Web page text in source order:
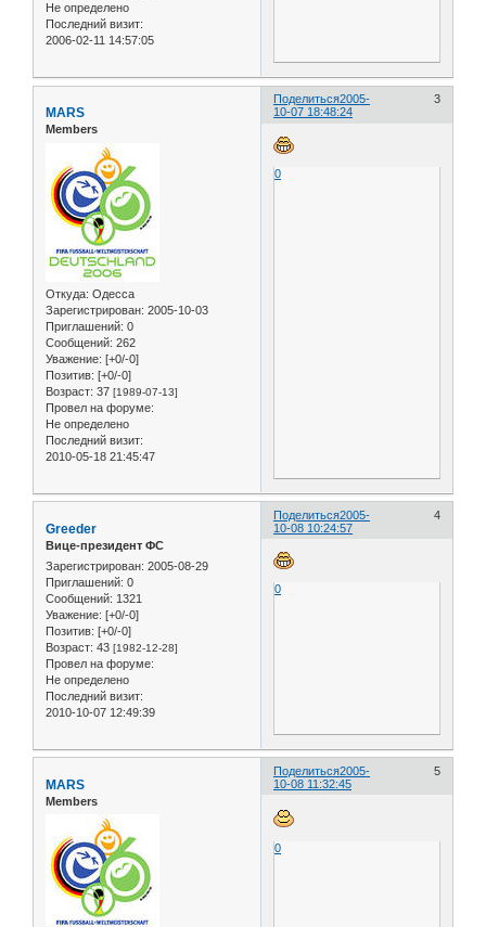
Не определено
Последний визит:
2006-02-11 14:57:05
Поделиться 3
2005-
10-07 18:48:24
MARS
Members
Откуда: Одесса
Зарегистрирован: 2005-10-03
Приглашений: 0
Сообщений: 262
Уважение: [+0/-0]
Позитив: [+0/-0]
Возраст: 37 [1989-07-13]
Провел на форуме:
Не определено
Последний визит:
2010-05-18 21:45:47
0
Поделиться 4
2005-
10-08 10:24:57
Greeder
Вице-президент ФС
Зарегистрирован: 2005-08-29
Приглашений: 0
Сообщений: 1321
Уважение: [+0/-0]
Позитив: [+0/-0]
Возраст: 43 [1982-12-28]
Провел на форуме:
Не определено
Последний визит:
2010-10-07 12:49:39
0
Поделиться 5
2005-
10-08 11:32:45
MARS
Members
0